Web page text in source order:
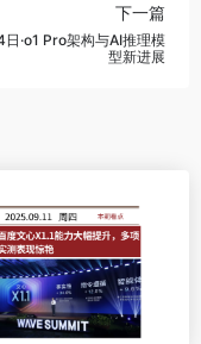
下一篇
日·o1 Pro架构与AI推理模
型新进展